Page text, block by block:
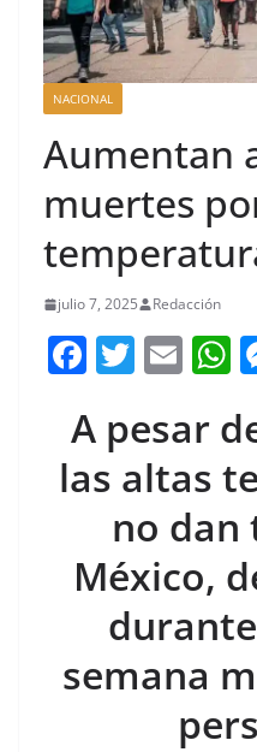
NACIONAL
Aumentan
muertes
julio 7, 2025 Redacción
F
c
e
b
o
T
itt
er
E
ai
l s
A
p
p
A pesar
las altas
no dan
México,
semana